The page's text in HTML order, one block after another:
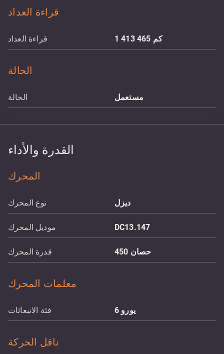
قراءة العداد
قراءة العداد 1 413 465 كم
الحالة
الحالة مستعمل
القدرة والأداء
المحرك
نوع المحرك ديزل
موديل المحرك DC13.147
قدرة المحرك 450 حصان
معلمات المحرك
فئة الانبعاثات يورو 6
ناقل الحركة